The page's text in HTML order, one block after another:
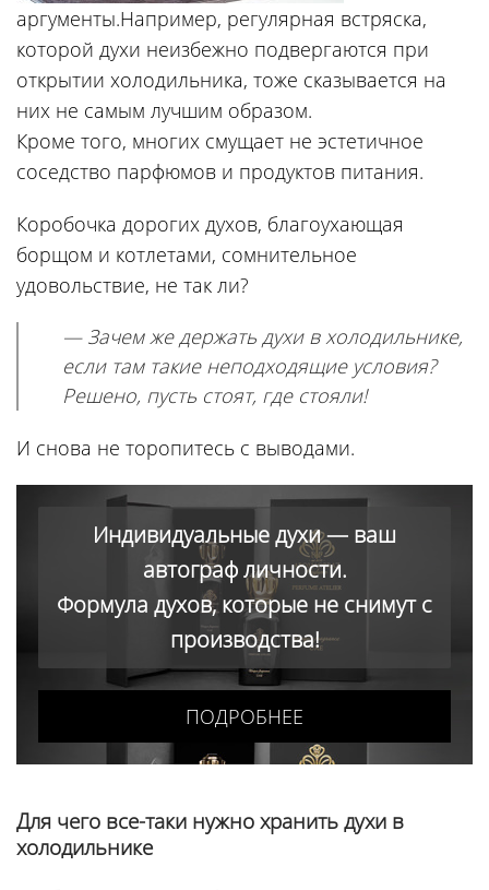
аргументы.Например, регулярная встряска,
которой духи неизбежно подвергаются при
открытии холодильника, тоже сказывается на
них не самым лучшим образом.
Кроме того, многих смущает не эстетичное
соседство парфюмов и продуктов питания.
Коробочка дорогих духов, благоухающая
борщом и котлетами, сомнительное
удовольствие, не так ли?
— Зачем же держать духи в холодильнике,
если там такие неподходящие условия?
Решено, пусть стоят, где стояли!
И снова не торопитесь с выводами.
Индивидуальные духи — ваш
автограф личности.
Формула духов, которые не снимут с
производства!
ПОДРОБНЕЕ
Для чего все-таки нужно хранить духи в
холодильнике